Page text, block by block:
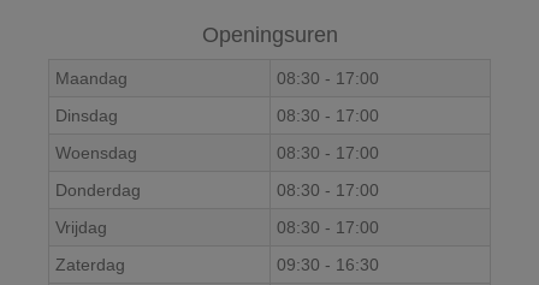
Openingsuren
Maandag 08:30 - 17:00
Dinsdag
08:30 - 17:00
Woensdag
08:30 - 17:00
Donderdag
08:30 - 17:00
Vrijdag
08:30 - 17:00
Zaterdag
09:30 - 16:30